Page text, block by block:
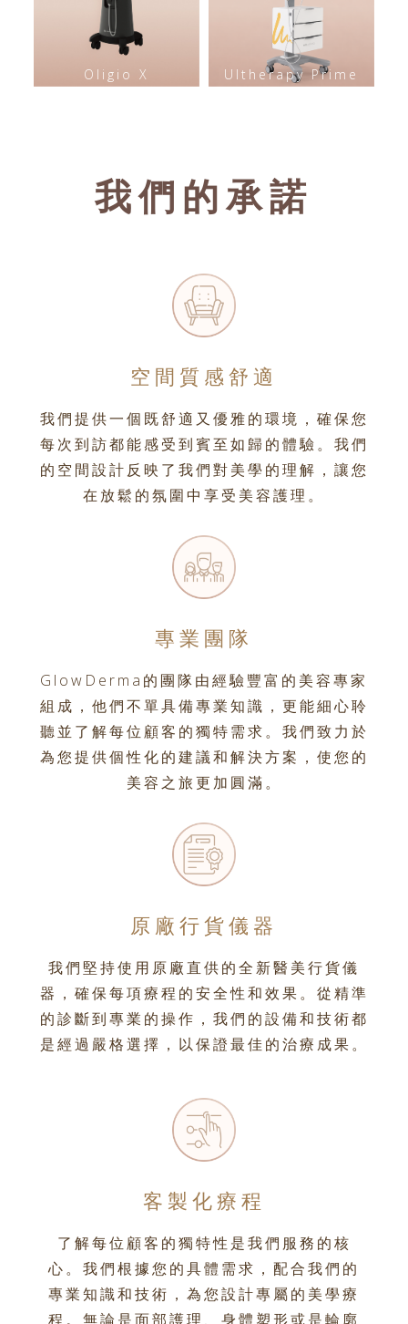
Oligio X Ultherapy Prime
我們的承諾
空間質感舒適
我們提供一個既舒適又優雅的環境，確保您
每次到訪都能感受到賓至如歸的體驗。我們
的空間設計反映了我們對美學的理解，讓您
在放鬆的氛圍中享受美容護理。
專業團隊
GlowDerma的團隊由經驗豐富的美容專家
組成，他們不單具備專業知識，更能細心聆
聽並了解每位顧客的獨特需求。我們致力於
為您提供個性化的建議和解決方案，使您的
美容之旅更加圓滿。
原廠行貨儀器
我們堅持使用原廠直供的全新醫美行貨儀
器，確保每項療程的安全性和效果。從精準
的診斷到專業的操作，我們的設備和技術都
是經過嚴格選擇，以保證最佳的治療成果。
客製化療程
了解每位顧客的獨特性是我們服務的核
心。我們根據您的具體需求，配合我們的
專業知識和技術，為您設計專屬的美學療
程。無論是面部護理、身體塑形或是輪廓